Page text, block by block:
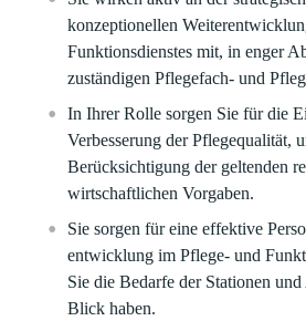
konzeptionellen
Funktionsdienstes mit, in enger
zuständigen Pflegefach- und
In Ihrer Rolle sorgen Sie für die
Verbesserung der Pflegequalität,
Berücksichtigung der geltenden
wirtschaftlichen Vorgaben.
Sie sorgen für eine effektive
entwicklung im Pflege- und
Sie die Bedarfe der Stationen
Blick haben.